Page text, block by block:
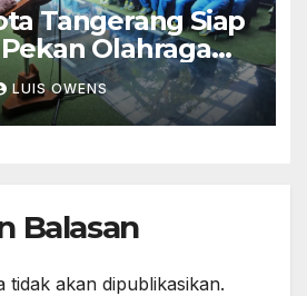
Tangerang Siap
Olahraga
Banten 2024
LUIS OWENS
Balasan
tidak akan dipublikasikan.